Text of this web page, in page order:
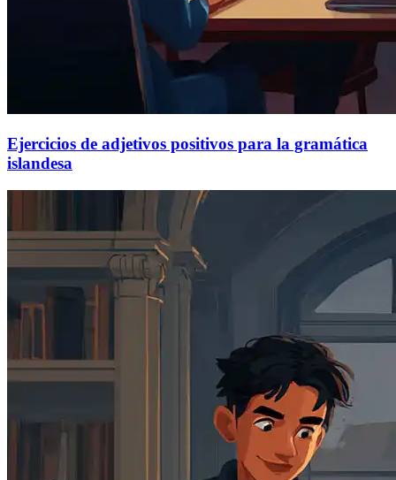
Ejercicios de adjetivos positivos para la gramática
islandesa